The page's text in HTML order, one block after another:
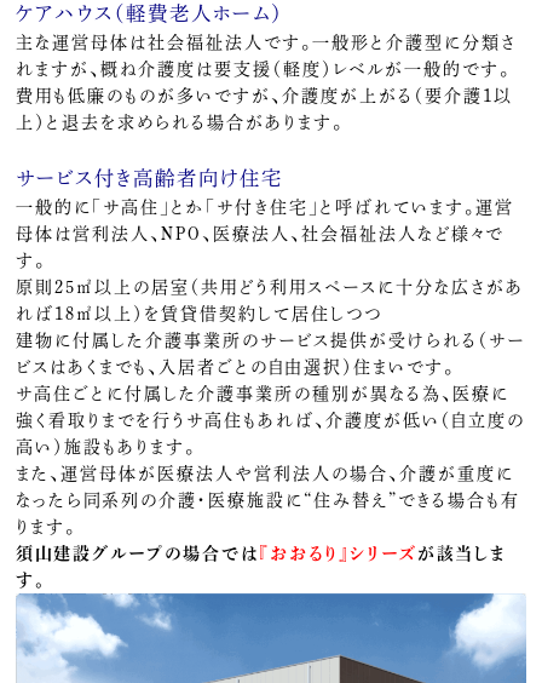
ケアハウス（軽費老人ホーム）
主な運営母体は社会福祉法人です。一般形と介護型に分類さ
れますが、概ね介護度は要支援（軽度）レベルが一般的です。
費用も低廉のものが多いですが、介護度が上がる（要介護１以
上）と退去を求められる場合があります。
サービス付き高齢者向け住宅
一般的に「サ高住」とか「サ付き住宅」と呼ばれています。運営
母体は営利法人、NPO、医療法人、社会福祉法人など様々で
す。
原則25㎡以上の居室（共用どう利用スペースに十分な広さがあ
れば18㎡以上）を賃貸借契約して居住しつつ
建物に付属した介護事業所のサービス提供が受けられる（サー
ビスはあくまでも、入居者ごとの自由選択）住まいです。
サ高住ごとに付属した介護事業所の種別が異なる為、医療に
強く看取りまでを行うサ高住もあれば、介護度が低い（自立度の
高い）施設もあります。
また、運営母体が医療法人や営利法人の場合、介護が重度に
なったら同系列の介護・医療施設に“住み替え”できる場合も有
ります。
須山建設グループの場合では
『おおるり』シリーズ が該当しま
す。